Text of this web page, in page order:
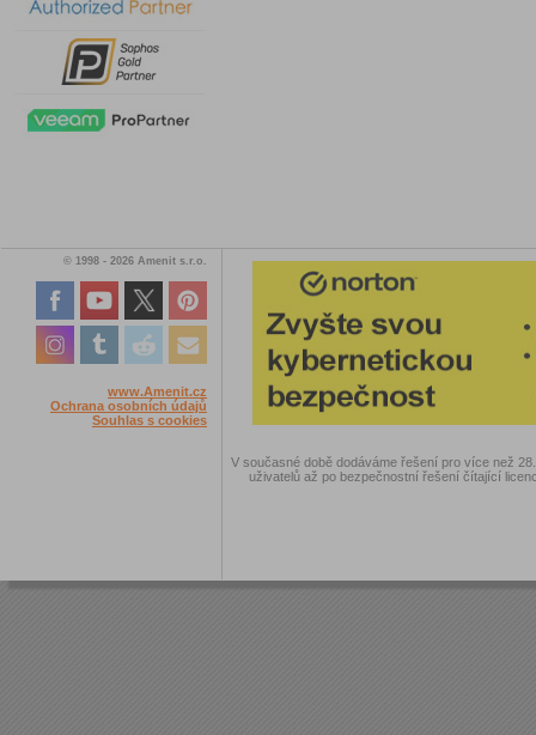
© 1998 - 2026 Amenit s.r.o.
www.Amenit.cz
Ochrana osobních údajů
Souhlas s cookies
V současné době dodáváme řešení pro více než
uživatelů až po bezpečnostní řešení čítající